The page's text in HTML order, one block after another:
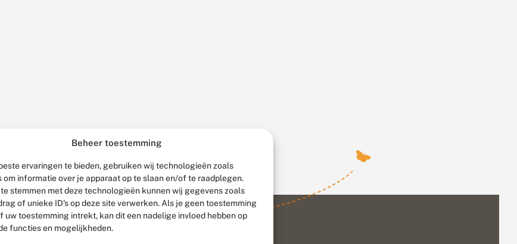
Beheer toestemming
ervaringen te bieden, gebruiken wij technologieën zoals
om informatie over je apparaat op te slaan en/of te raadplegen.
te stemmen met deze technologieën kunnen wij gegevens zoals
of unieke ID's op deze site verwerken. Als je geen toestemming
uw toestemming intrekt, kan dit een nadelige invloed hebben op
functies en mogelijkheden.